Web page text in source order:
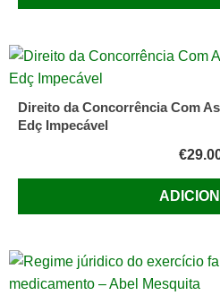
Direito da Concorrência Com
Edç Impecável
€